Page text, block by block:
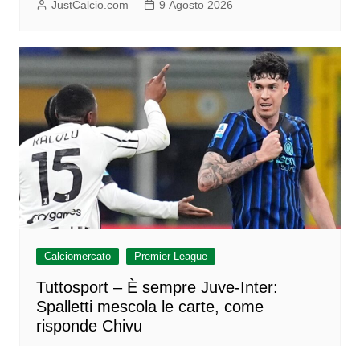
JustCalcio.com 9 Agosto 2026
Calciomercato Premier League
Tuttosport – È sempre Juve-Inter:
Spalletti mescola le carte, come
risponde Chivu